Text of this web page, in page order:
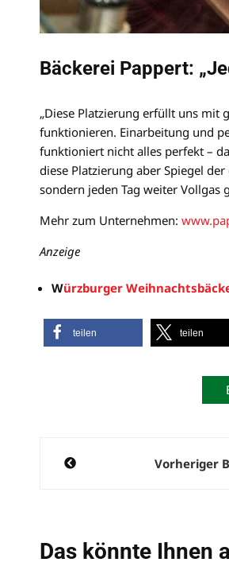
Bäckerei Pappert:
„Diese Platzierung erfüllt uns mit
funktionieren. Einarbeitung und
funktioniert nicht alles perfekt –
diese Platzierung aber Spiegel
sondern jeden Tag weiter Vollgas
Mehr zum Unternehmen:
Anzeige
Würzburger
teilen teilen
Vorheriger
Das könnte Ihnen